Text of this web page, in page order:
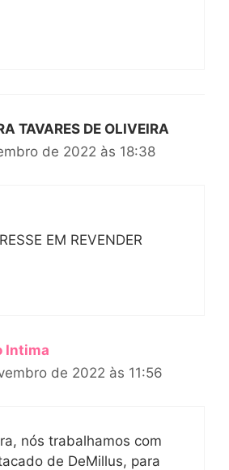
TAVARES DE OLIVEIRA
de 2022 às 18:38
EM REVENDER
Intima
de 2022 às 11:56
nós trabalhamos com
de DeMillus, para